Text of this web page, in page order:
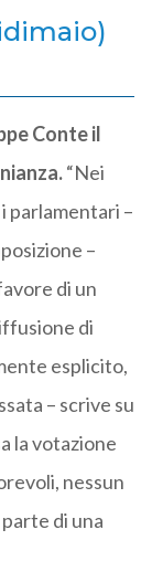
Conte il
“Nei
parlamentari –
–
di un
di
esplicito,
– scrive su
la votazione
nessun
di una